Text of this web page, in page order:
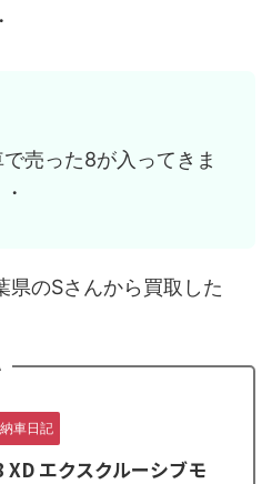
売った8が入ってきま
県のSさんから買取した
納車日記
XD エクスクルーシブモ